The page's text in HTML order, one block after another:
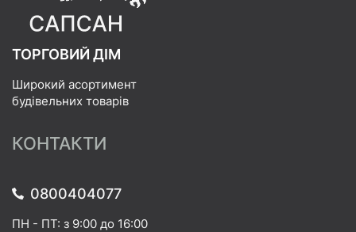
ТОРГОВИЙ ДІМ
Широкий асортимент
будівельних товарів
КОНТАКТИ
0800404077
ПН - ПТ: з 9:00 до 16:00